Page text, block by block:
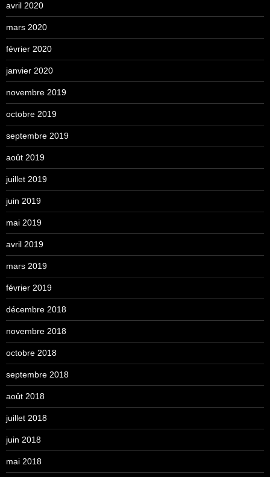
avril 2020
mars 2020
février 2020
janvier 2020
novembre 2019
octobre 2019
septembre 2019
août 2019
juillet 2019
juin 2019
mai 2019
avril 2019
mars 2019
février 2019
décembre 2018
novembre 2018
octobre 2018
septembre 2018
août 2018
juillet 2018
juin 2018
mai 2018